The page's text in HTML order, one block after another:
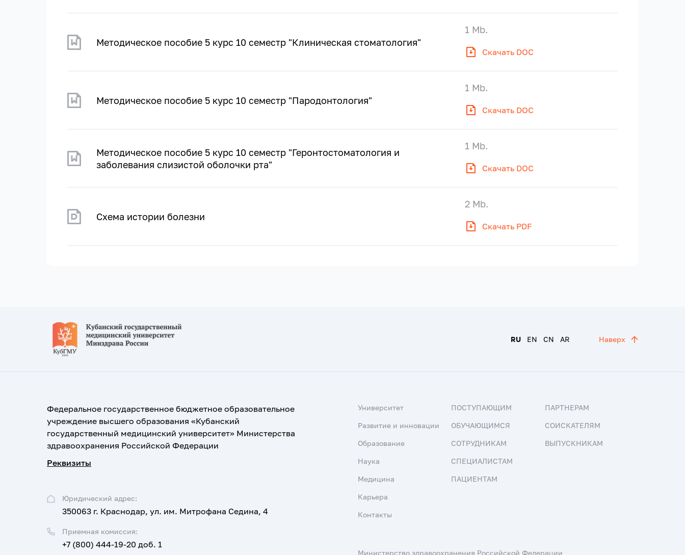
Методическое пособие 5 курс 10 семестр "Клиническая стоматология"
Скачать DOC
1 Mb.
Методическое пособие 5 курс 10 семестр "Пародонтология"
Скачать DOC
1 Mb.
Методическое пособие 5 курс 10 семестр "Геронтостоматология и
заболевания слизистой оболочки рта"
Скачать DOC
1 Mb.
Схема истории болезни
Скачать PDF
2 Mb.
RU EN CN AR Наверх
Федеральное государственное бюджетное образовательное
учреждение высшего образования «Кубанский
государственный медицинский университет» Министерства
здравоохранения Российской Федерации
Реквизиты
Юридический адрес:
350063 г. Краснодар, ул. им. Митрофана Седина, 4
Приемная комиссия:
+7 (800) 444-19-20 доб. 1
Университет
Развитие и инновации
Образование
Наука
Медицина
Карьера
Контакты
ПОСТУПАЮЩИМ
ОБУЧАЮЩИМСЯ
СОТРУДНИКАМ
СПЕЦИАЛИСТАМ
ПАЦИЕНТАМ
ПАРТНЕРАМ
СОИСКАТЕЛЯМ
ВЫПУСКНИКАМ
Министерство здравоохранения Российской Федерации